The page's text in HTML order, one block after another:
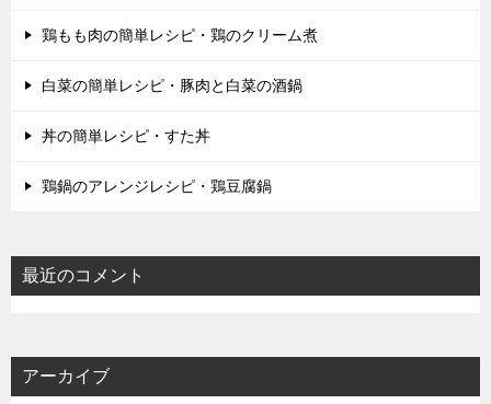
鶏もも肉の簡単レシピ・鶏のクリーム煮
白菜の簡単レシピ・豚肉と白菜の酒鍋
丼の簡単レシピ・すた丼
鶏鍋のアレンジレシピ・鶏豆腐鍋
最近のコメント
アーカイブ